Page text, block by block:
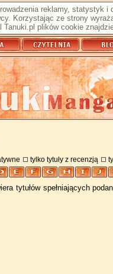
reklamy, statystyk
Korzystając ze strony
Tanuki.pl plików cookie
tylko tytuły z recenzją
tytułów spełniających